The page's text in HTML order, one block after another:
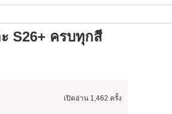
S26+ ครบทุกสี
เปิดอ่าน 1,462 ครั้ง